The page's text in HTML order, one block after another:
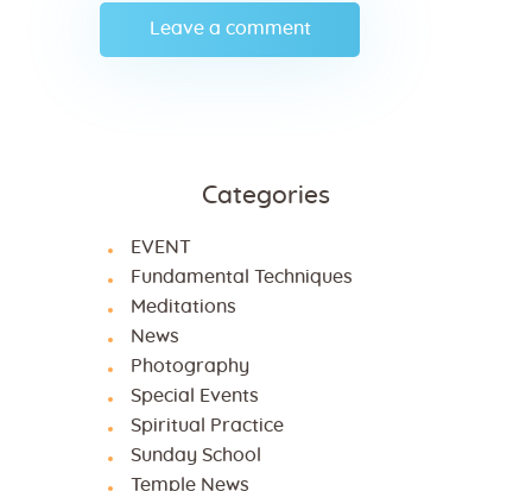
Categories
EVENT
Fundamental Techniques
Meditations
News
Photography
Special Events
Spiritual Practice
Sunday School
Temple News